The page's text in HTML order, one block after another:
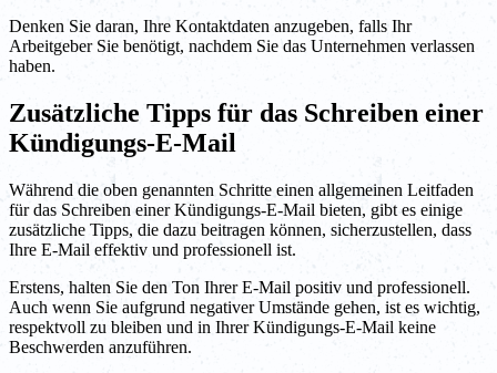
Denken Sie daran, Ihre Kontaktdaten anzugeben, falls Ihr
Arbeitgeber Sie benötigt, nachdem Sie das Unternehmen verlassen
haben.
Zusätzliche Tipps für das Schreiben einer
Kündigungs-E-Mail
Während die oben genannten Schritte einen allgemeinen Leitfaden
für das Schreiben einer Kündigungs-E-Mail bieten, gibt es einige
zusätzliche Tipps, die dazu beitragen können, sicherzustellen, dass
Ihre E-Mail effektiv und professionell ist.
Erstens, halten Sie den Ton Ihrer E-Mail positiv und professionell.
Auch wenn Sie aufgrund negativer Umstände gehen, ist es wichtig,
respektvoll zu bleiben und in Ihrer Kündigungs-E-Mail keine
Beschwerden anzuführen.